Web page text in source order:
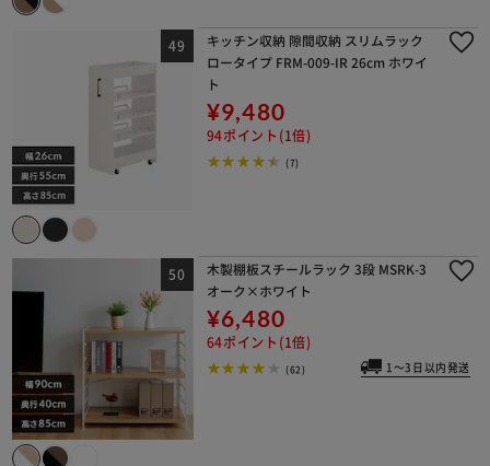
キッチン収納 隙間収納 スリムラック
ロータイプ FRM-009-IR 26cm ホワイ
ト
¥9,480
94ポイント(1倍)
(7)
木製棚板スチールラック 3段 MSRK-3
オーク×ホワイト
¥6,480
64ポイント(1倍)
(62) 1～3日以内発送